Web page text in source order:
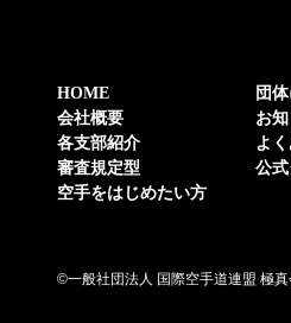
HOME
団
会社概要
お
各支部紹介
よ
審査規定型
公
空手をはじめたい方
©一般社団法人 国際空手道連盟 極